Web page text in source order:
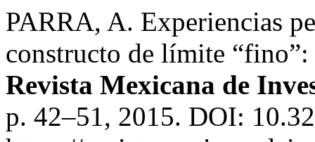
PARRA, A. Experiencias
constructo de límite
Revista Mexicana de
p. 42–51, 2015. DOI: